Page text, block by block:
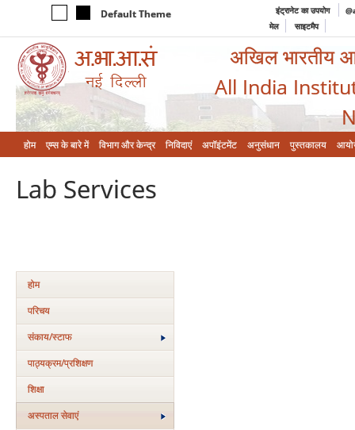
Default Theme इंट्रानेट का उपयोग
मेल
साइटमैप
अखिल भारतीय
All India
होम एम्‍स के बारे में विभाग और केन्‍द्र निविदाएं अपॉइंटमेंट अनुसंधान पुस्तकालय
Lab Services
होम
परिचय
संकाय/स्‍टाफ
पाठ्यक्रम/प्रशिक्षण
शिक्षा
अस्‍पताल सेवाएं